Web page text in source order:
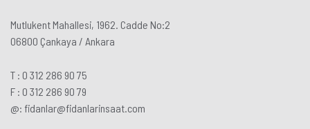
Mutlukent Mahallesi, 1962. Cadde No:2
06800 Çankaya / Ankara
T : 0 312 286 90 75
F : 0 312 286 90 79
@: fidanlar@fidanlarinsaat.com